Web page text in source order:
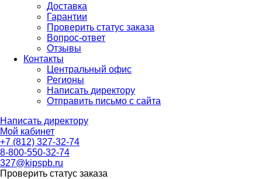
Доставка
Гарантии
Проверить статус заказа
Вопрос-ответ
Отзывы
Контакты
Центральный офис
Регионы
Написать директору
Отправить письмо с сайта
Написать директору
Мой кабинет
+7 (812) 327-32-74
8-800-550-32-74
327@kipspb.ru
Проверить статус заказа